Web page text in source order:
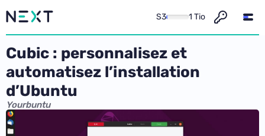
S3 1 Tio
Cubic : personnalisez et
automatisez l’installation
d’Ubuntu
Yourbuntu